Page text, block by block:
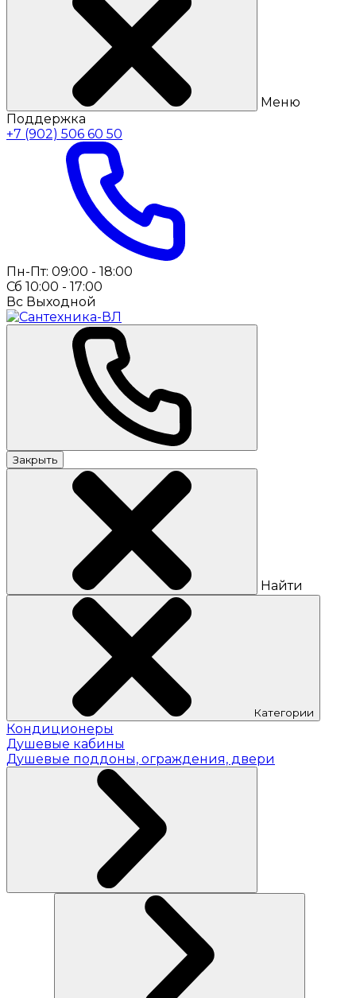
Меню
Поддержка
+7 (902) 506 60 50
Пн-Пт: 09:00 - 18:00
Сб 10:00 - 17:00
Вс Выходной
Закрыть
Найти
Категории
Кондиционеры
Душевые кабины
Душевые поддоны, ограждения, двери